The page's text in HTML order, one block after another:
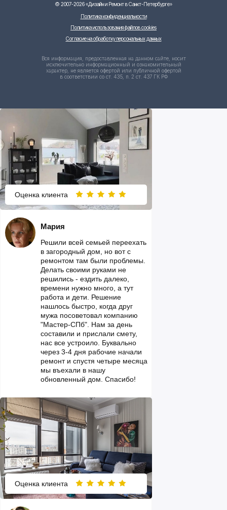
Политика конфиденциальности
Согласие на обработку персональных данных
Политика использования файлов cookies
© 2007-2026«Дизайн и Ремонт в Санкт-Петербурге»
Вся информация, предоставленная на данном сайте, носит
исключительно информационный и ознакомительный
характер, не является офертой или публичной офертой
в соответствии со ст. 435, п. 2 ст. 437 ГК РФ
Оценка клиента
Решили всей семьей переехать
в загородный дом, но вот с
ремонтом там были проблемы.
Делать своими руками не
решились - ездить далеко,
времени нужно много, а тут
работа и дети. Решение
нашлось быстро, когда друг
мужа посоветовал компанию
"Мастер-СПб". Нам за день
составили и прислали смету,
нас все устроило. Буквально
через 3-4 дня рабочие начали
ремонт и спустя четыре месяца
мы въехали в нашу
обновленный дом. Спасибо!
Мария
Оценка клиента